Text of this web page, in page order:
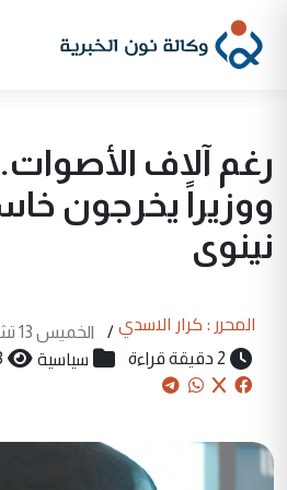
ووزيراً يخرجون
نينوى
المحرر : كرار الاسدي /
الخميس 13 تشرين الثاني 2025
2 دقيقة قراءة
سياسية